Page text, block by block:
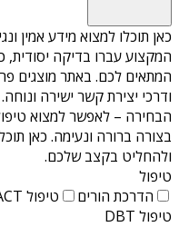
כאן תוכלו למצוא מידע אמין
המקצוע עברו בדיקה יסודית,
המתאים לכם. באתר מוצגים
ודרכי יצירת קשר ישירה
הבחירה – לאפשר למצוא
בצורה ברורה ונעימה. כאן
ולהחליט בקצב שלכם.
טיפול
הדרכת הורים
טיפול ACT
טיפול DBT